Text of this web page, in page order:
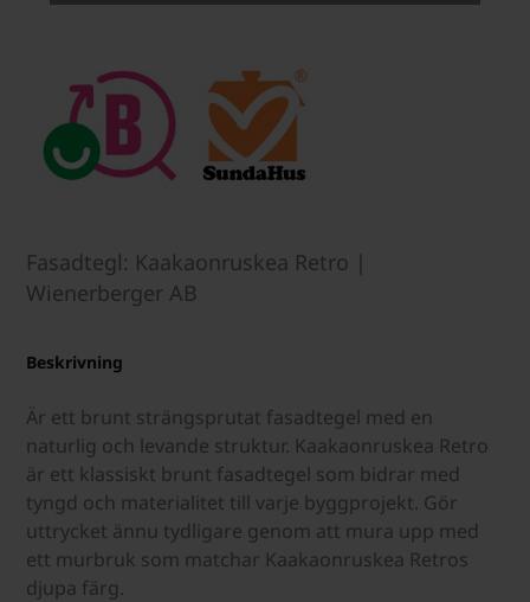
Fasadtegl: Kaakaonruskea Retro |
Wienerberger AB
Beskrivning
Är ett brunt strängsprutat fasadtegel med en
naturlig och levande struktur. Kaakaonruskea Retro
är ett klassiskt brunt fasadtegel som bidrar med
tyngd och materialitet till varje byggprojekt. Gör
uttrycket ännu tydligare genom att mura upp med
ett murbruk som matchar Kaakaonruskea Retros
djupa färg.